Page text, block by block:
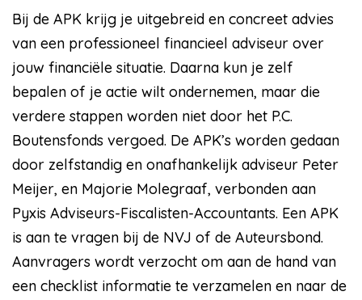
Bij de APK krijg je uitgebreid en concreet advies
van een professioneel financieel adviseur over
jouw financiële situatie. Daarna kun je zelf
bepalen of je actie wilt ondernemen, maar die
verdere stappen worden niet door het P.C.
Boutensfonds vergoed. De APK’s worden gedaan
door zelfstandig en onafhankelijk adviseur Peter
Meijer, en Majorie Molegraaf, verbonden aan
Pyxis Adviseurs-Fiscalisten-Accountants. Een APK
is aan te vragen bij de NVJ of de Auteursbond.
Aanvragers wordt verzocht om aan de hand van
een checklist informatie te verzamelen en naar de